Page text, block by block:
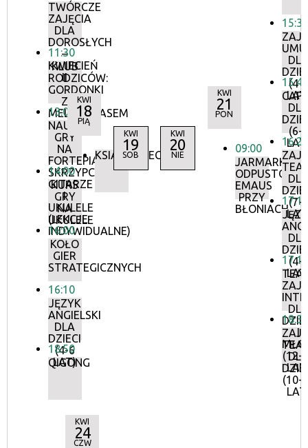
TWÓRCZE
ZAJĘCIA
DLA
DOROSŁYCH
–
KWIECIEŃ
II
11:30
KLUB
RODZICÓW:
GORDONKI
Z
MELOBOBASEM
13:00
NAUKA
GRY
NA
FORTEPIANIE,
SKRZYPCACH,
GITARZE
I
UKULELE
(LEKCJE
INDYWIDUALNE)
14:00
KURS
GRY
NA
UKULELE
16:00
KOŁO
GIER
STRATEGICZNYCH
16:10
JĘZYK
ANGIELSKI
DLA
DZIECI
(4-6
LAT)
18:50
QIGONG
KWI
18
PIĄ
KSIĄŻKOBIEG
KWI
19
SOB
KWI
20
NIE
KWI
21
PON
09:00
JARMARK
ODPUSTOWY
EMAUS
PRZY
BŁONIACH
15:30
DLA
(4-5
15:45
DLA
(6-8
16:20
DLA
(7-9
17:15
DLA
(4-5
17:15
DLA
I
(12-
18:30
DLA
(10-
KWI
24
CZW